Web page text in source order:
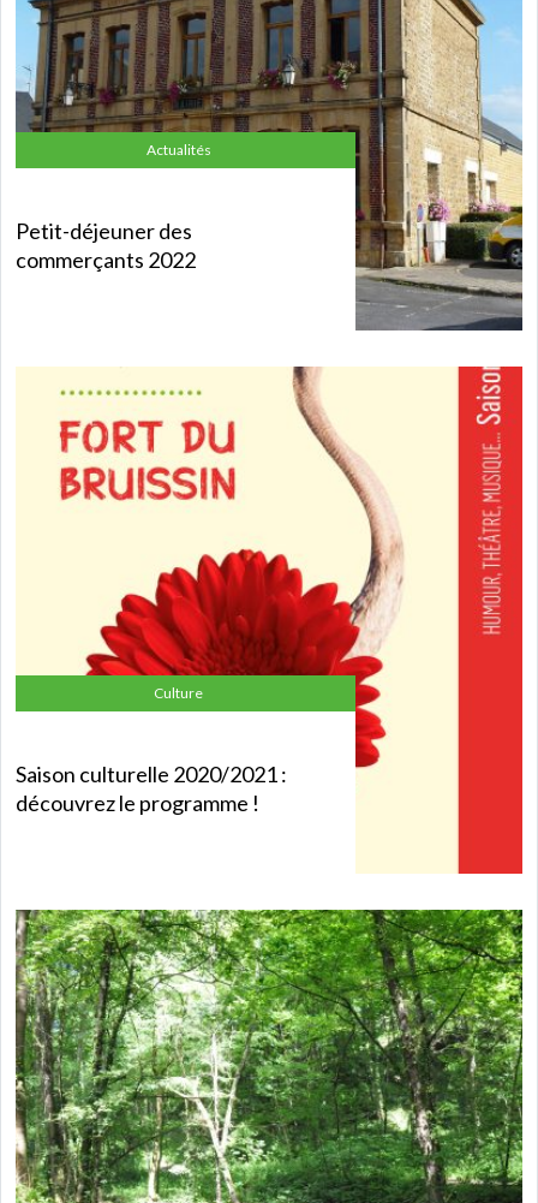
Actualités
Petit-déjeuner des
commerçants 2022
Culture
Saison culturelle 2020/2021 :
découvrez le programme !